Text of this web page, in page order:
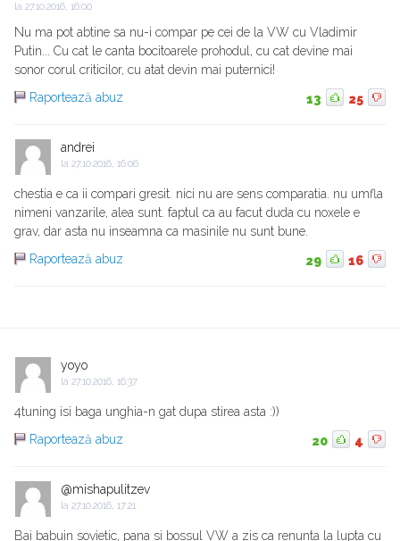
la 27.10.2016, 16:00
Nu ma pot abtine sa nu-i compar pe cei de la VW cu Vladimir
Putin... Cu cat le canta bocitoarele prohodul, cu cat devine mai
sonor corul criticilor, cu atat devin mai puternici!
Raportează abuz
13 25
andrei
la 27.10.2016, 16:06
chestia e ca ii compari gresit. nici nu are sens comparatia. nu umfla
nimeni vanzarile, alea sunt. faptul ca au facut duda cu noxele e
grav, dar asta nu inseamna ca masinile nu sunt bune.
Raportează abuz
29 16
yoyo
la 27.10.2016, 16:37
4tuning isi baga unghia-n gat dupa stirea asta :))
Raportează abuz
20 4
@mishapulitzev
la 27.10.2016, 17:21
Bai babuin sovietic, pana si bossul VW a zis ca renunta la lupta cu